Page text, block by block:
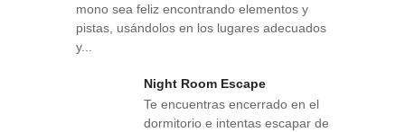
mono sea feliz encontrando elementos y
pistas, usándolos en los lugares adecuados
y...
Night Room Escape
Te encuentras encerrado en el
dormitorio e intentas escapar de